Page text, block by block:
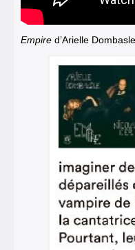
Empire d’Arielle